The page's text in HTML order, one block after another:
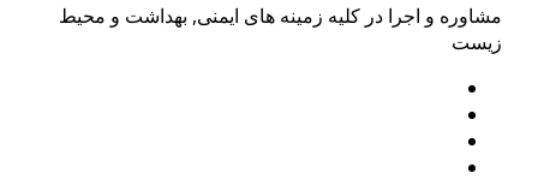
و اجرا در کلیه زمینه های ایمنی, بهداشت و محیط